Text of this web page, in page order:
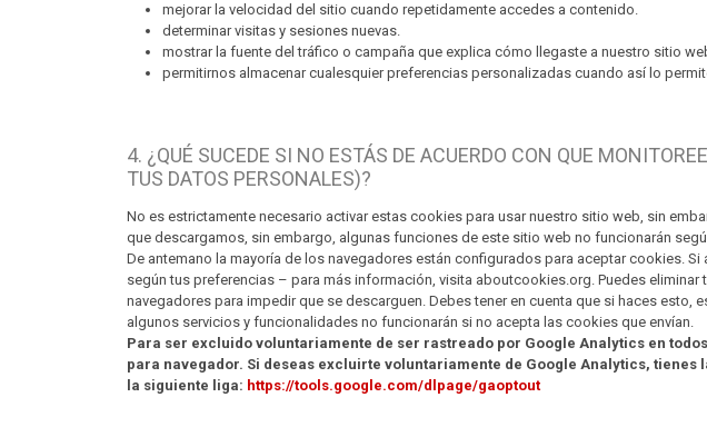
mejorar la velocidad del sitio cuando repetidamente accedes a contenido.
determinar visitas y sesiones nuevas.
mostrar la fuente del tráfico o campaña que explica cómo llegaste a nuestro sitio
permitirnos almacenar cualesquier preferencias personalizadas cuando así lo
4. ¿QUÉ SUCEDE SI NO ESTÁS DE ACUERDO CON QUE
TUS DATOS PERSONALES)?
No es estrictamente necesario activar estas cookies para usar nuestro sitio web, sin
que descargamos, sin embargo, algunas funciones de este sitio web no funcionarán
De antemano la mayoría de los navegadores están configurados para aceptar cookies.
según tus preferencias – para más información, visita aboutcookies.org. Puedes
navegadores para impedir que se descarguen. Debes tener en cuenta que si haces
algunos servicios y funcionalidades no funcionarán si no acepta las cookies que envían.
Para ser excluido voluntariamente de ser rastreado por Google Analytics en
para navegador. Si deseas excluirte voluntariamente de Google Analytics,
la siguiente liga: https://tools.google.com/dlpage/gaoptout